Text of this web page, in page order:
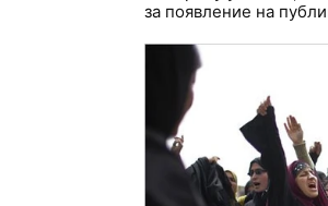
за появление на